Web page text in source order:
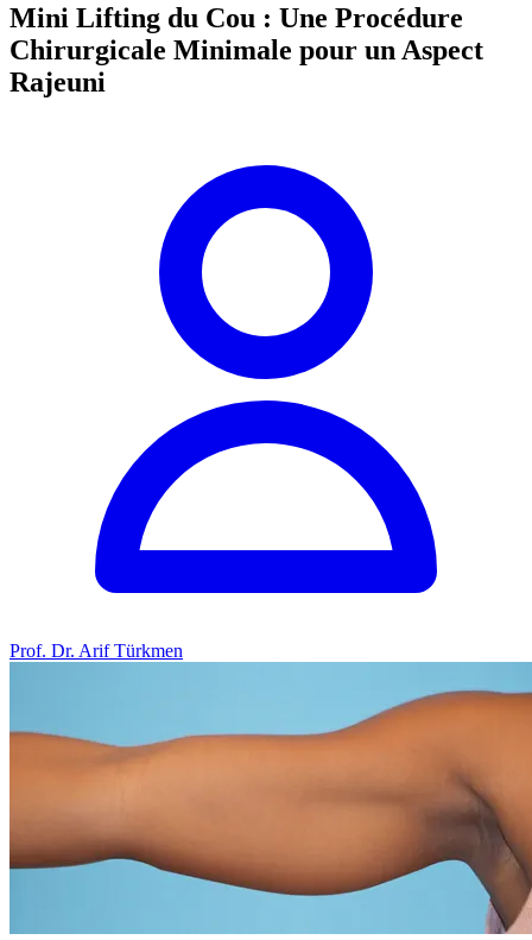
Mini Lifting du Cou : Une Procédure
Chirurgicale Minimale pour un Aspect
Rajeuni
Prof. Dr. Arif Türkmen